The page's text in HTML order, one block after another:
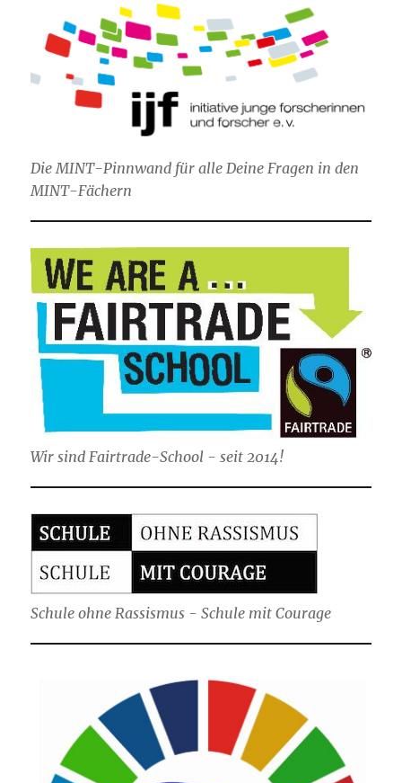
Die MINT-Pinnwand für alle Deine Fragen in den
MINT-Fächern
Wir sind Fairtrade-School - seit 2014!
Schule ohne Rassismus - Schule mit Courage